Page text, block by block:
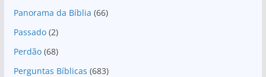
Panorama da Bíblia (66)
Passado(2)
Perdão(68)
Perguntas Bíblicas (683)